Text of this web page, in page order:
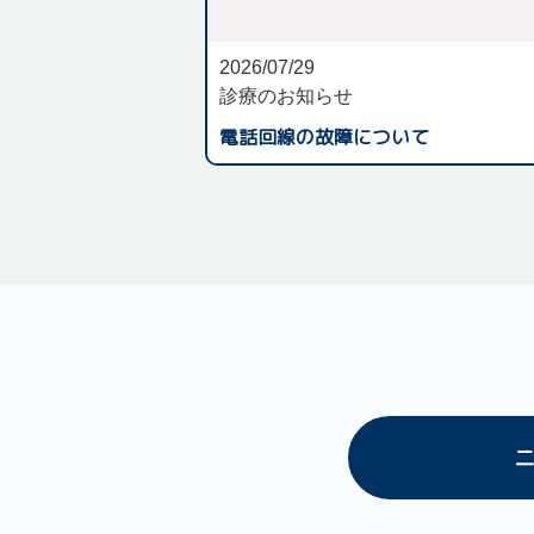
2026/07/29
診療のお知らせ
電話回線の故障について